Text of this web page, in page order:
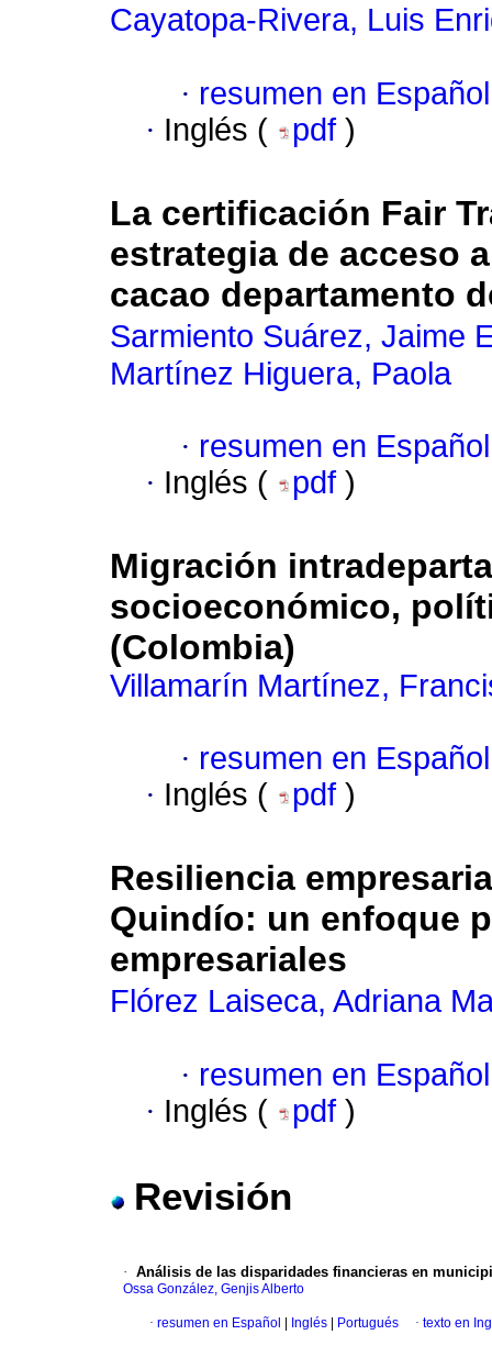
Cayatopa-Rivera, Luis
· resumen en Español
· Inglés ( pdf )
La certificación Fair
estrategia de acceso
cacao departamento
Sarmiento Suárez, Jaime
Martínez Higuera, Paola
· resumen en Español
· Inglés ( pdf )
Migración
socioeconómico,
(Colombia)
Villamarín Martínez,
· resumen en Español
· Inglés ( pdf )
Resiliencia
Quindío: un enfoque
empresariales
Flórez Laiseca, Adriana
· resumen en Español
· Inglés ( pdf )
Revisión
· Análisis de las disparidades financieras en
Ossa González, Genjis Alberto
· resumen en Español Inglés Portugués · texto en